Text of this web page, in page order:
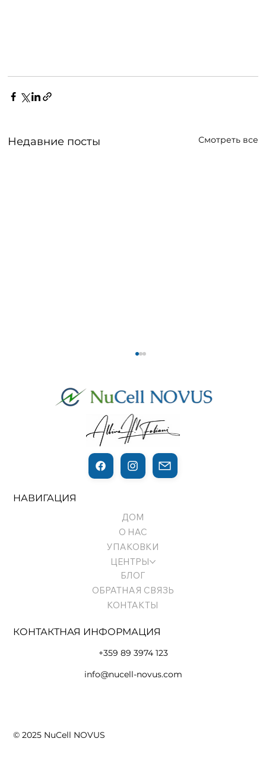
Недавние посты Смотреть все
КОНТАКТНАЯ ИНФОРМАЦИЯ
+359 89 3974 123
info@nucell-novus.com
НАВИГАЦИЯ
ДОМ
О НАС
УПАКОВКИ
ЦЕНТРЫ
БЛОГ
ОБРАТНАЯ СВЯЗЬ
КОНТАКТЫ
© 2025 NuCell NOVUS